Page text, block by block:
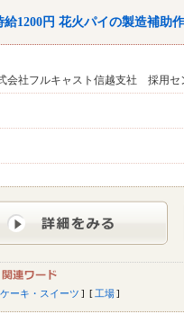
給1200円 花火パイの製造補助
会社フルキャスト信越支社 採用セ
ケーキ・スイーツ 工場